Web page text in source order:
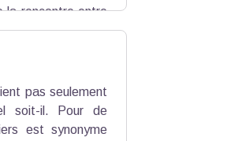
la rencontre entre
pas seulement
soit-il. Pour de
est synonyme